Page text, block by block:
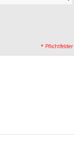
* Pflichtfelder